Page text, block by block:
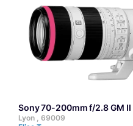
Sony 70-200mm f/2.8 GM II
Lyon , 69009